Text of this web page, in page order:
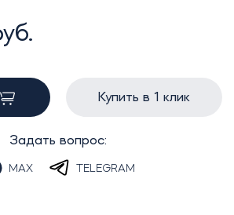
Купить в 1 клик
Задать вопрос:
MAX TELEGRAM